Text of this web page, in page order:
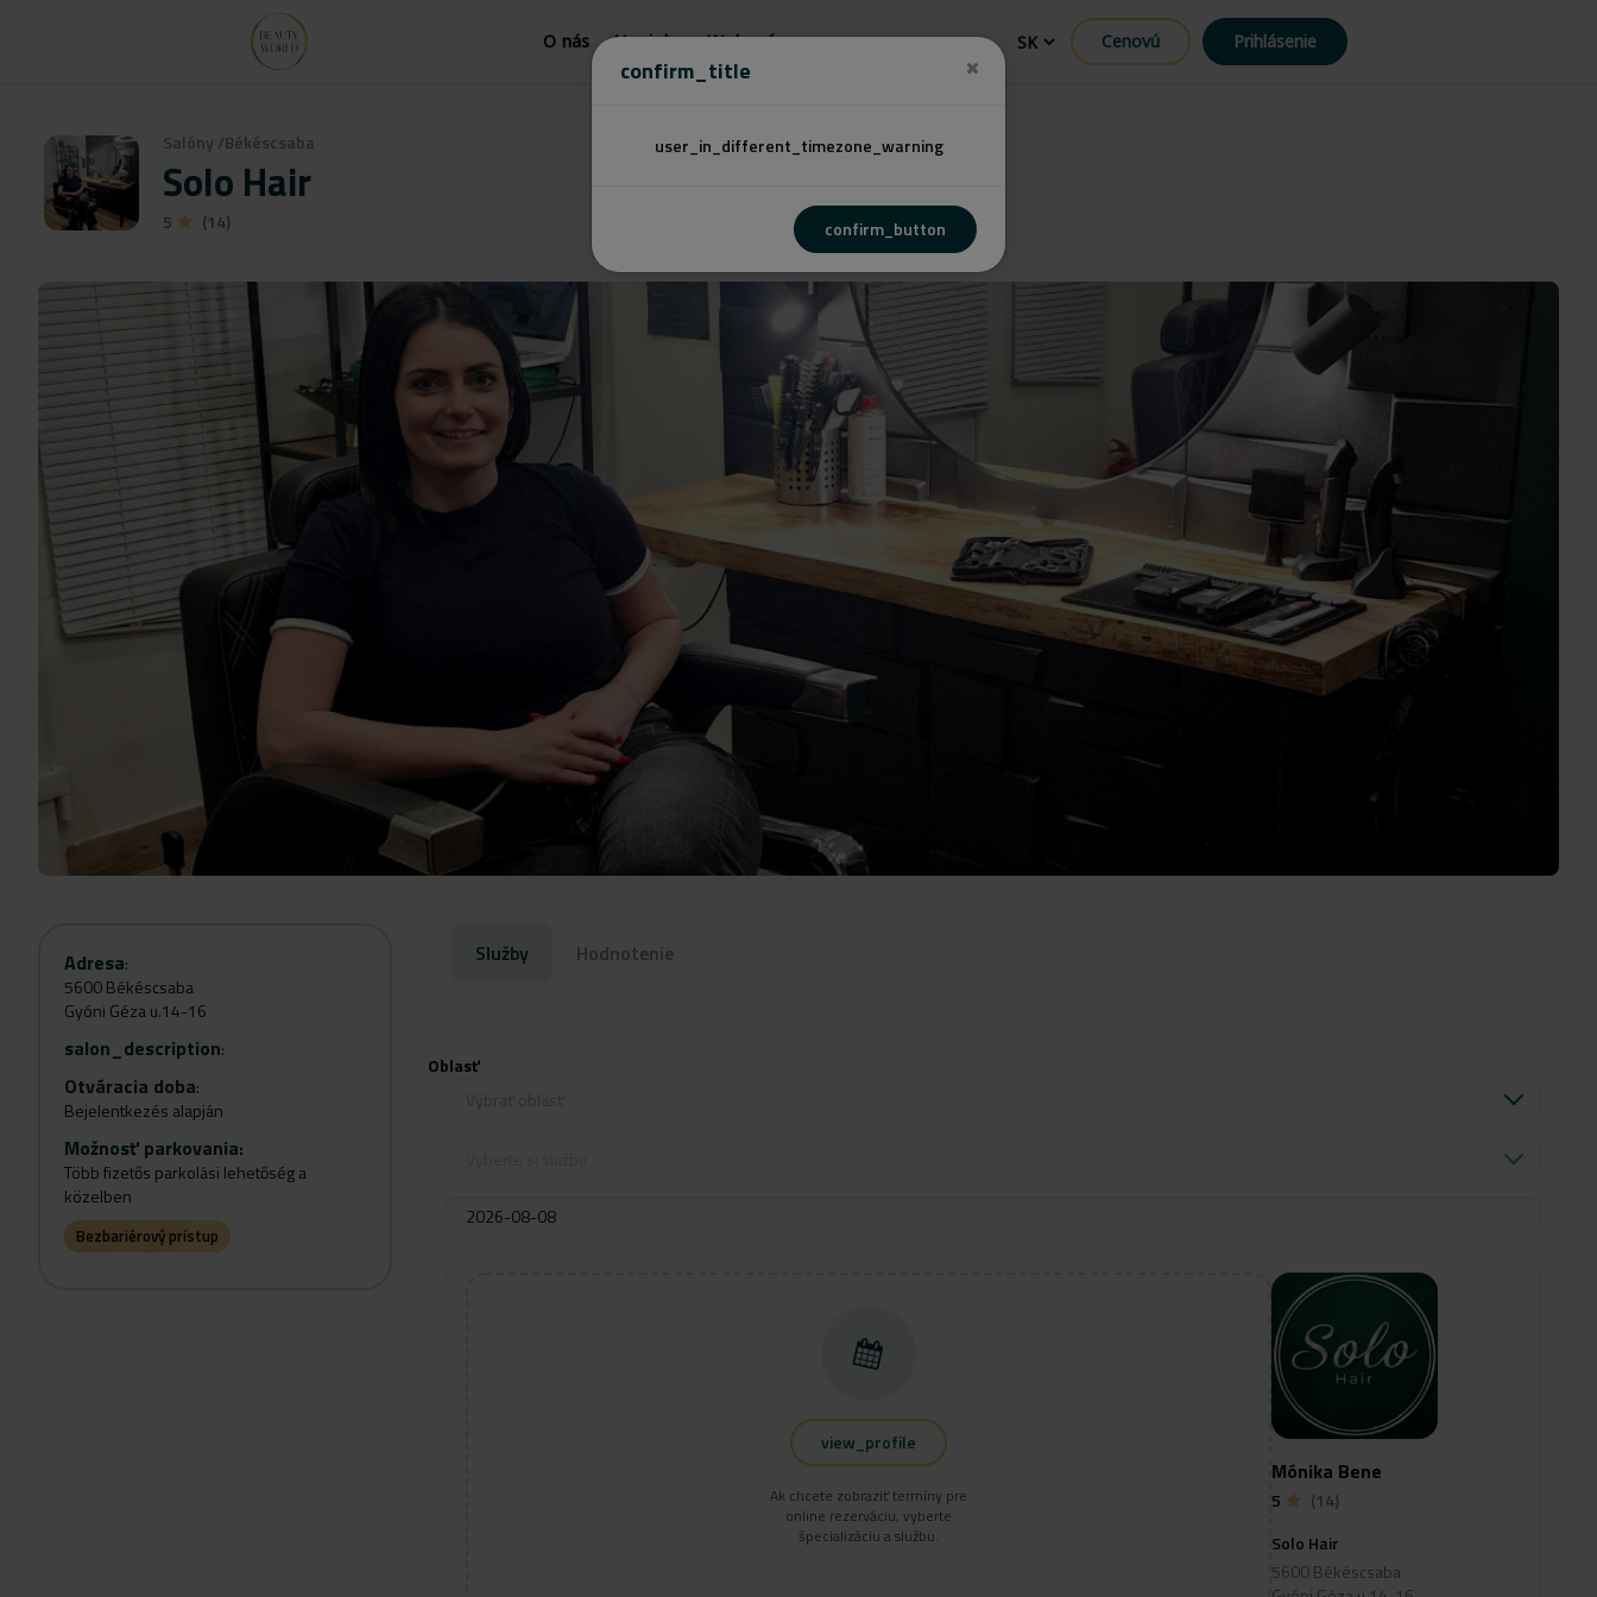
confirm_title
user_in_different_timezone_warning
confirm_button
O nás Novinky Webový Cenovú Prihlásenie
Salóny /Békéscsaba
Solo Hair
5 (14)
Adresa:
5600 Békéscsaba
Gyóni Géza u.14-16
salon_description:
Otváracia doba:
Bejelentkezés alapján
Možnosť parkovania:
Több fizetős parkolási lehetőség a
közelben
Bezbariérový prístup
Služby Hodnotenie
Oblasť
view_profile
Ak chcete zobraziť termíny pre
online rezerváciu, vyberte
špecializáciu a službu.
Mónika Bene
5
(14)
Solo Hair
5600 Békéscsaba